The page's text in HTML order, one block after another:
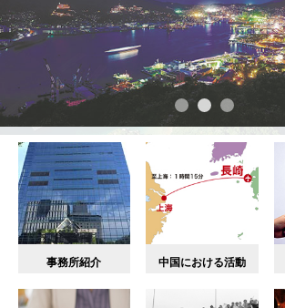
事務所紹介 中国における活動